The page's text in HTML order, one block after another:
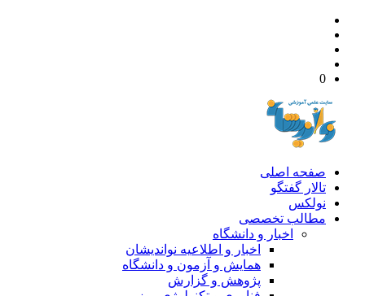
صفحه اصلی
تالار گفتگو
نولکس
مطالب تخصصی
اخبار و دانشگاه
اخبار و اطلاعیه نواندیشان
همایش و آزمون و دانشگاه
پژوهش و گزارش